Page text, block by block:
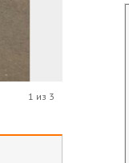
1 из 3